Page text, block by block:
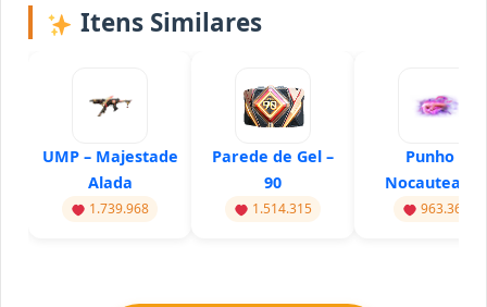
Itens Similares
UMP – Majestade
Alada
1.739.968
Parede de Gel –
90
1.514.315
Punho –
Nocauteador
963.367